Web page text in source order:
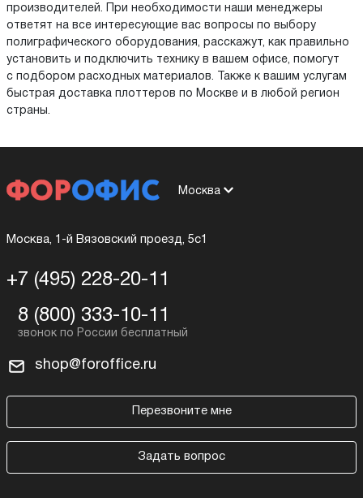
производителей. При необходимости наши менеджеры
ответят на все интересующие вас вопросы по выбору
полиграфического оборудования, расскажут, как правильно
установить и подключить технику в вашем офисе, помогут
с подбором расходных материалов. Также к вашим услугам
быстрая доставка плоттеров по Москве и в любой регион
страны.
Москва
Москва, 1-й Вязовский проезд, 5с1
+7 (495) 228-20-11
8 (800) 333-10-11
shop@foroffice.ru
Перезвоните мне
Задать вопрос